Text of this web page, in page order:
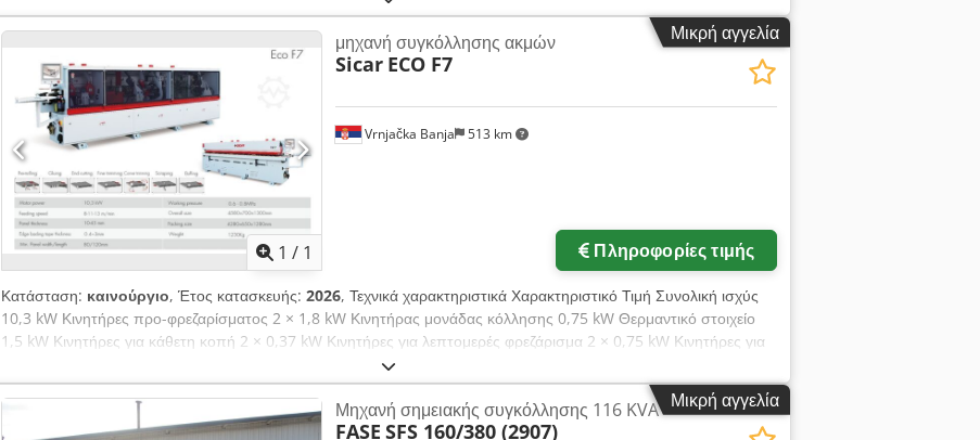
Μικρή αγγελία
1 / 1
Vrnjačka Banja 513 km
μηχανή συγκόλλησης ακμών
Sicar ECO F7
Πληροφορίες τιμής
Κατάσταση: καινούργιο, Έτος κατασκευής: 2026, Τεχνικά χαρακτηριστικά Χαρακτηριστικό Τιμή Συνολική ισχύς
10,3 kW Κινητήρες προ-φρεζαρίσματος 2 × 1,8 kW Κινητήρας μονάδας κόλλησης 0,75 kW Θερμαντικό στοιχείο
1,5 kW Κινητήρες για κάθετη κοπή 2 × 0,37 kW Κινητήρες για λεπτομερές φρεζάρισμα 2 × 0,75 kW Κινητήρες για
στίλβωση 2 × 0,37 kW Κινητήρας μεταφορικού ιμάντα 1,1–1,5 kW (ανάλογα με την έκδοση) Ταχύτητα λειτουργίας
8 / 11 / 13 m/min Πάχος πλάκας 10–45 mm Πάχος ταινίας άκρων 0,4–3 mm Μέγιστο ύψος ταινίας άκρων 45
mm Ελάχιστο πλάτος πλάκας 80 mm Απαιτούμενη πίεση αέρα 0,6–0,8 MPa Διαστάσεις μηχανήματος 4580 ×
700 × 1300 mm Codpfx Aszl Abrjcfsha Διαστάσεις συσκευασίας 4280 × 650 × 1280 mm Καθαρό / μικτό βάρος
Μικρή αγγελία
Μηχανή σημειακής συγκόλλησης 116 KVA
FASE SFS 160/380 (2907)